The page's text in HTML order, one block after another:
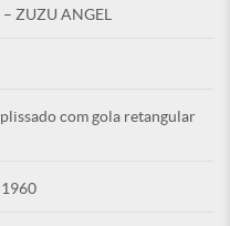
– ZUZU ANGEL
com gola retangular
1960